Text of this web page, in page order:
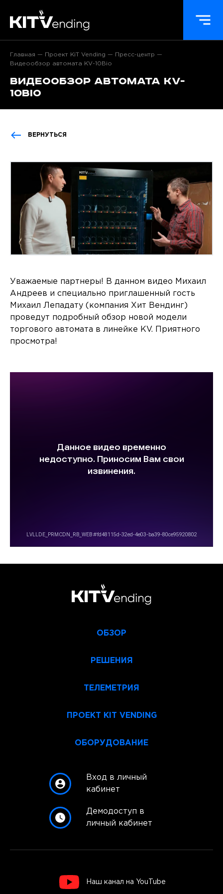
Главная Проект KiT Vending
Пресс-центр
Видеообзор автомата KV-10Bio
Видеообзор автомата KV-
10Bio
ВЕРНУТЬСЯ
Уважаемые партнеры! В данном видео Михаил
Андреев и специально приглашенный гость
Михаил Лепадату (компания Хит Вендинг)
проведут подробный обзор новой модели
торгового автомата в линейке KV. Приятного
просмотра!
ОБЗОР
РЕШЕНИЯ
ТЕЛЕМЕТРИЯ
ПРОЕКТ KIT VENDING
ОБОРУДОВАНИЕ
Вход в личный
кабинет
Демодоступ в
личный кабинет
Наш канал на YouTube